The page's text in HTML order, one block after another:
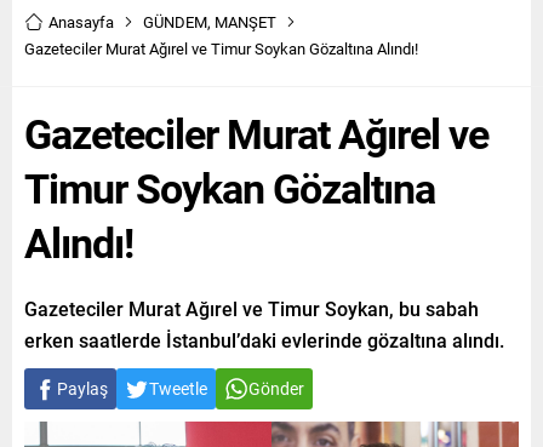
Anasayfa GÜNDEM, MANŞET
Gazeteciler Murat Ağırel ve Timur Soykan Gözaltına Alındı!
Gazeteciler Murat Ağırel ve
Timur Soykan Gözaltına
Alındı!
Gazeteciler Murat Ağırel ve Timur Soykan, bu sabah
erken saatlerde İstanbul’daki evlerinde gözaltına alındı.
Paylaş Tweetle Gönder